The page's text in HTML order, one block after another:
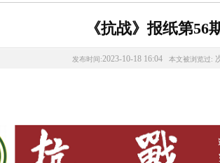
《抗战》报纸第56
发布时间:2023-10-18 16:04 本文被浏览过: